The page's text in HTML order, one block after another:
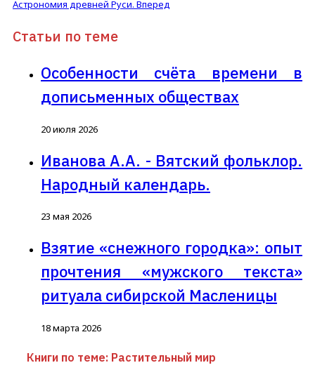
Астрономия древней Руси. Вперед
Статьи по теме
Особенности счёта времени в
дописьменных обществах
20 июля 2026
Иванова А.А. - Вятский фольклор.
Народный календарь.
23 мая 2026
Взятие «снежного городка»: опыт
прочтения «мужского текста»
ритуала сибирской Масленицы
18 марта 2026
Книги по теме: Растительный мир